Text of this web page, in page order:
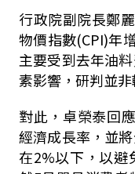
行政院副院長鄭
物價指數(CPI)年
主要受到去年油
素影響，研判並
對此，卓榮泰回
經濟成長率，並
在2%以下，以避